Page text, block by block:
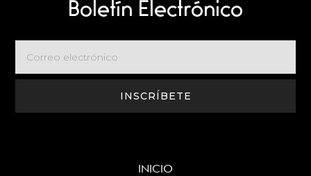
Boletín Electrónico
INICIO